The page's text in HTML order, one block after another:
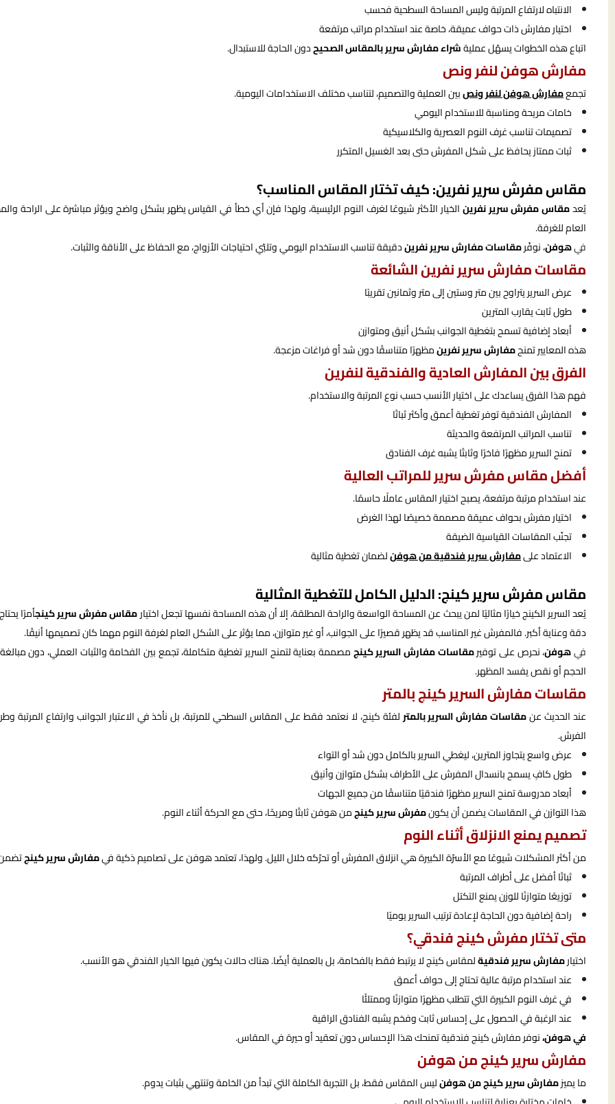
الانتباه لارتفاع المرتبة وليس المساحة السطحية فحسب
اختيار مفارش ذات حواف عميقة، خاصة عند استخدام مراتب مرتفعة
اتباع هذه الخطوات يسهّل عمليةشراء مفارش سرير بالمقاس الصحيحدون الحاجة للاستبدال.
مفارش هوفن لنفر ونص
تجمعمفارش هوفن لنفر ونصبين العملية والتصميم، لتناسب مختلف الاستخدامات اليومية.
خامات مريحة ومناسبة للاستخدام اليومي
تصميمات تناسب غرف النوم العصرية والكلاسيكية
ثبات ممتاز يحافظ على شكل المفرش حتى بعد الغسيل المتكرر
مقاس مفرش سرير نفرين: كيف تختار المقاس المناسب؟
يُعدمقاس مفرش سرير نفرينالخيار الأكثر شيوعًا لغرف النوم الرئيسية، ولهذا فإن أي خطأ في القياس يظهر بشكل واضح ويؤثر مباشرة على الراحة
العام للغرفة.
فيهوفن، نوفّرمقاسات مفارش سرير نفريندقيقة تناسب الاستخدام اليومي وتلبّي احتياجات الأزواج، مع الحفاظ على الأناقة والثبات.
مقاسات مفارش سرير نفرين الشائعة
عرض السرير يتراوح بين متر وستين إلى متر وثمانين تقريبًا
طول ثابت يقارب المترين
أبعاد إضافية تسمح بتغطية الجوانب بشكل أنيق ومتوازن
هذه المعايير تمنحمفارش سرير نفرينمظهرًا متناسقًا دون شد أو فراغات مزعجة.
الفرق بين المفارش العادية والفندقية لنفرين
فهم هذا الفرق يساعدك على اختيار الأنسب حسب نوع المرتبة والاستخدام.
المفارش الفندقية توفر تغطية أعمق وأكثر ثباتًا
تناسب المراتب المرتفعة والحديثة
تمنح السرير مظهرًا فاخرًا وثابتًا يشبه غرف الفنادق
أفضل مقاس مفرش سرير للمراتب العالية
عند استخدام مرتبة مرتفعة، يصبح اختيار المقاس عاملًا حاسمًا.
اختيار مفرش بحواف عميقة مصممة خصيصًا لهذا الغرض
تجنّب المقاسات القياسية الضيقة
الاعتماد علىمفارش سرير فندقية من هوفنلضمان تغطية مثالية
مقاس مفرش سرير كينج: الدليل الكامل للتغطية المثالية
يُعد السرير الكينج خيارًا مثاليًا لمن يبحث عن المساحة الواسعة والراحة المطلقة، إلا أن هذه المساحة نفسها تجعل اختيارمقاس مفرش سرير كينجأمرًا
دقة وعناية أكبر. فالمفرش غير المناسب قد يظهر قصيرًا على الجوانب، أو غير متوازن، مما يؤثر على الشكل العام لغرفة النوم مهما كان تصميمها أنيقًا.
فيهوفن، نحرص على توفيرمقاسات مفارش السرير كينجمصممة بعناية لتمنح السرير تغطية متكاملة، تجمع بين الفخامة والثبات العملي، دون
الحجم أو نقص يفسد المظهر.
مقاسات مفارش السرير كينج بالمتر
عند الحديث عنمقاسات مفارش السرير بالمترلفئة كينج، لا نعتمد فقط على المقاس السطحي للمرتبة، بل نأخذ في الاعتبار الجوانب وارتفاع المرتبة
الفرش.
عرض واسع يتجاوز المترين، ليغطي السرير بالكامل دون شد أو التواء
طول كافٍ يسمح بانسدال المفرش على الأطراف بشكل متوازن وأنيق
أبعاد مدروسة تمنح السرير مظهرًا فندقيًا متناسقًا من جميع الجهات
هذا التوازن في المقاسات يضمن أن يكونمفرش سرير كينجمن هوفن ثابتًا ومريحًا، حتى مع الحركة أثناء النوم.
تصميم يمنع الانزلاق أثناء النوم
من أكثر المشكلات شيوعًا مع الأسرّة الكبيرة هي انزلاق المفرش أو تحرّكه خلال الليل. ولهذا، تعتمد هوفن على تصاميم ذكية فيمفارش سرير كينج
ثباتًا أفضل على أطراف المرتبة
توزيعًا متوازنًا للوزن يمنع التكتل
راحة إضافية دون الحاجة لإعادة ترتيب السرير يوميًا
متى تختار مفرش كينج فندقي؟
اختيارمفارش سرير فندقيةلمقاس كينج لا يرتبط فقط بالفخامة، بل بالعملية أيضًا. هناك حالات يكون فيها الخيار الفندقي هو الأنسب.
عند استخدام مرتبة عالية تحتاج إلى حواف أعمق
في غرف النوم الكبيرة التي تتطلب مظهرًا متوازنًا وممتلئًا
عند الرغبة في الحصول على إحساس ثابت وفخم يشبه الفنادق الراقية
في هوفن،نوفر مفارش كينج فندقية تمنحك هذا الإحساس دون تعقيد أو حيرة في المقاس.
مفارش سرير كينج من هوفن
ما يميزمفارش سرير كينج من هوفنليس المقاس فقط، بل التجربة الكاملة التي تبدأ من الخامة وتنتهي بثبات يدوم.